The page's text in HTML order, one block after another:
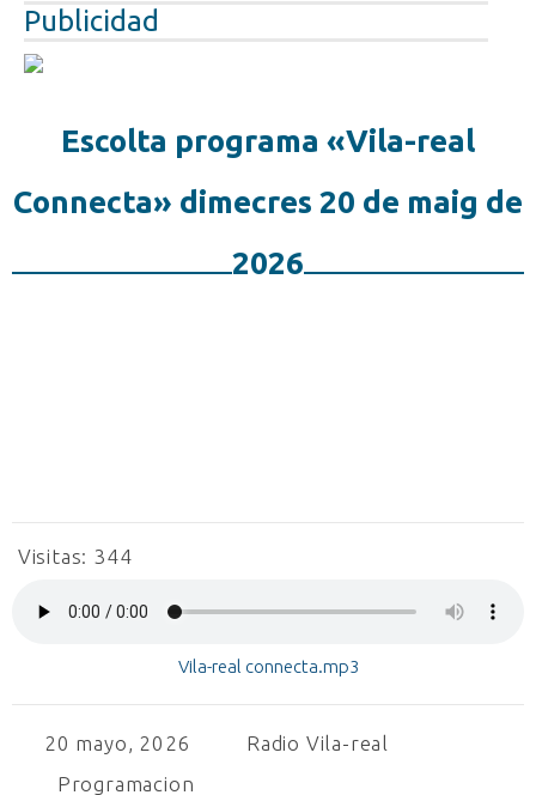
Publicidad
Escolta programa «Vila-real
Connecta» dimecres 20 de maig de
2026
Visitas: 344
Vila-real connecta.mp3
20 mayo, 2026
Radio Vila-real
Programacion